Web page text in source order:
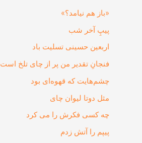
«باز هم نیامد؟»
پیپِ آخر شب
اربعین حسینی تسلیت باد
فنجانِ تقدیر من پر از چای تلخ است
چشم‌هایت که قهوه‌ای بود
مثل دوتا لیوان چای
چه کسی فکرش را می‌ کرد
پیپم را آتش زدم